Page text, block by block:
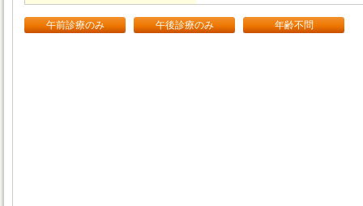
午前診療のみ 午後診療のみ 年齢不問